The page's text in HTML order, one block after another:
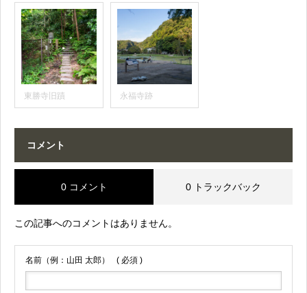
東勝寺旧蹟 永福寺跡
コメント
0 コメント 0 トラックバック
この記事へのコメントはありません。
名前（例：山田 太郎） ( 必須 )